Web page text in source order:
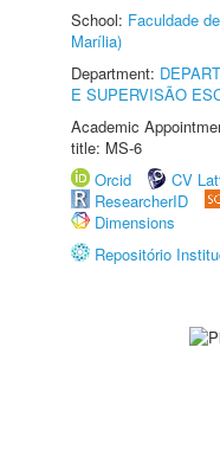
School: Faculdade
Marília)
Department:
E SUPERVISÃO
Academic
title: MS-6
Orcid
CV
ResearcherID
Dimensions
Repositório